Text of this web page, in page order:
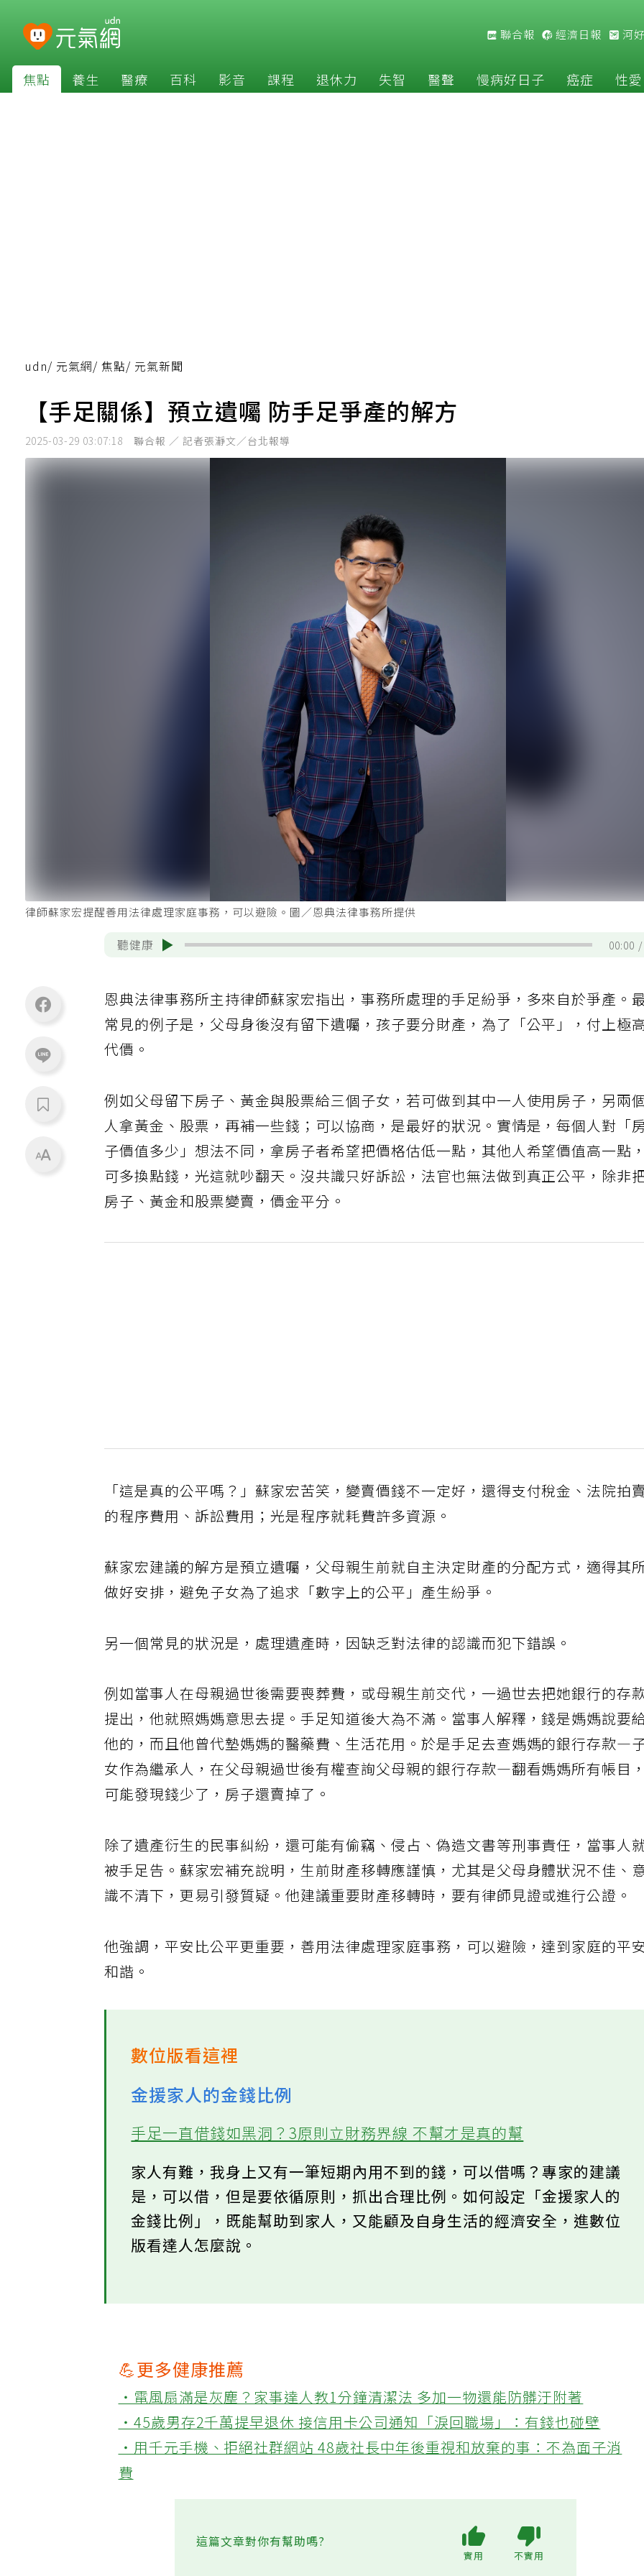
聯合報 經濟日報 河
焦點 養生 醫療 百科 影音 課程 退休力 失智 醫聲 慢病好日子 癌症 性愛
udn/ 元氣網/ 焦點/ 元氣新聞
【手足關係】預立遺囑 防手足爭產的解方
2025-03-29 03:07:18 聯合報 ／ 記者張瀞文／台北報導
律師蘇家宏提醒善用法律處理家庭事務，可以避險。圖／恩典法律事務所提供
聽健康 00:00
恩典法律事務所主持律師蘇家宏指出，事務所處理的手足紛爭，多來自於爭產。
常見的例子是，父母身後沒有留下遺囑，孩子要分財產，為了「公平」，付上極高
代價。
例如父母留下房子、黃金與股票給三個子女，若可做到其中一人使用房子，另兩
人拿黃金、股票，再補一些錢；可以協商，是最好的狀況。實情是，每個人對「
子價值多少」想法不同，拿房子者希望把價格估低一點，其他人希望價值高一點，
可多換點錢，光這就吵翻天。沒共識只好訴訟，法官也無法做到真正公平，除非
房子、黃金和股票變賣，價金平分。
「這是真的公平嗎？」蘇家宏苦笑，變賣價錢不一定好，還得支付稅金、法院拍賣
的程序費用、訴訟費用；光是程序就耗費許多資源。
蘇家宏建議的解方是預立遺囑，父母親生前就自主決定財產的分配方式，適得其所
做好安排，避免子女為了追求「數字上的公平」產生紛爭。
另一個常見的狀況是，處理遺產時，因缺乏對法律的認識而犯下錯誤。
例如當事人在母親過世後需要喪葬費，或母親生前交代，一過世去把她銀行的存
提出，他就照媽媽意思去提。手足知道後大為不滿。當事人解釋，錢是媽媽說要給
他的，而且他曾代墊媽媽的醫藥費、生活花用。於是手足去查媽媽的銀行存款—子
女作為繼承人，在父母親過世後有權查詢父母親的銀行存款—翻看媽媽所有帳目，
可能發現錢少了，房子還賣掉了。
除了遺產衍生的民事糾紛，還可能有偷竊、侵占、偽造文書等刑事責任，當事人
被手足告。蘇家宏補充說明，生前財產移轉應謹慎，尤其是父母身體狀況不佳、
識不清下，更易引發質疑。他建議重要財產移轉時，要有律師見證或進行公證。
他強調，平安比公平更重要，善用法律處理家庭事務，可以避險，達到家庭的平安
和諧。
數位版看這裡
金援家人的金錢比例
手足一直借錢如黑洞？3原則立財務界線 不幫才是真的幫
家人有難，我身上又有一筆短期內用不到的錢，可以借嗎？專家的建議
是，可以借，但是要依循原則，抓出合理比例。如何設定「金援家人的
金錢比例」，既能幫助到家人，又能顧及自身生活的經濟安全，進數位
版看達人怎麼說。
💪更多健康推薦
‧電風扇滿是灰塵？家事達人教1分鐘清潔法 多加一物還能防髒汙附著
‧45歲男存2千萬提早退休 接信用卡公司通知「淚回職場」：有錢也碰壁
‧用千元手機、拒絕社群網站 48歲社長中年後重視和放棄的事：不為面子消
費